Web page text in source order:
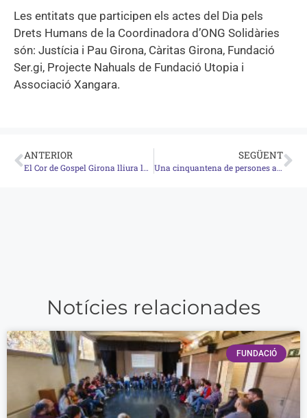
Les entitats que participen els actes del Dia pels
Drets Humans de la Coordinadora d’ONG Solidàries
són: Justícia i Pau Girona, Càritas Girona, Fundació
Ser.gi, Projecte Nahuals de Fundació Utopia i
Associació Xangara.
ANTERIOR
El Cor de Gospel Girona lliura la recaptació del darrer concert a la Fundació SER.GI
SEGÜENT
Una cinquantena de persones a la segona jornada participativa per desenvolupar el Pla d’Acció Social de la Bisbal, que dinamitza la Fundació SER.GI
Notícies relacionades
FUNDACIÓ